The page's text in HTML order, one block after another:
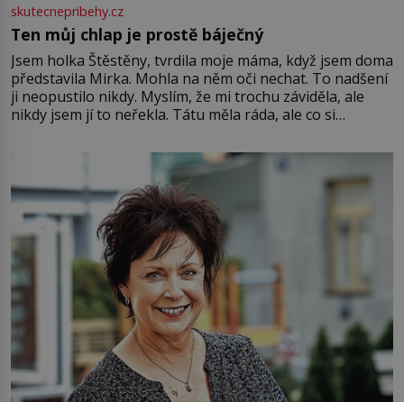
skutecnepribehy.cz
Ten můj chlap je prostě báječný
Jsem holka Štěstěny, tvrdila moje máma, když jsem doma
představila Mirka. Mohla na něm oči nechat. To nadšení
ji neopustilo nikdy. Myslím, že mi trochu záviděla, ale
nikdy jsem jí to neřekla. Tátu měla ráda, ale co si
Jsme spolu moc rádi Tehdy byla jiná doba, když